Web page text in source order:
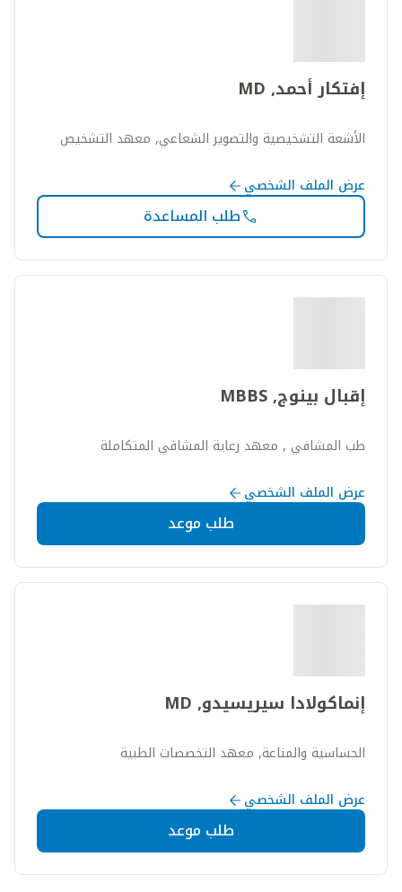
إفتكار أحمد, MD
الأشعة التشخيصية والتصوير الشعاعي, معهد التشخيص
عرض الملف الشخصي
طلب المساعدة
إقبال بينوج, MBBS
طب المشافي , معهد رعاية المشافي المتكاملة
عرض الملف الشخصي
طلب موعد
إنماكولادا سيريسيدو, MD
الحساسية والمناعة, معهد التخصصات الطبية
عرض الملف الشخصي
طلب موعد